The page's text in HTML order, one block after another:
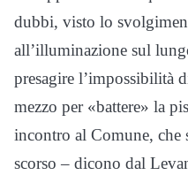
dubbi, visto lo
all’illuminazione sul
presagire l’impossibilità
mezzo per «battere» la
incontro al Comune,
scorso – dicono dal